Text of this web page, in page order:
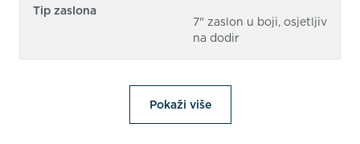
Tip zaslona
7" zaslon u boji, osjetljiv
na dodir
Pokaži više